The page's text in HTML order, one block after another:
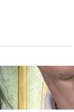
në dasmën e
me emra